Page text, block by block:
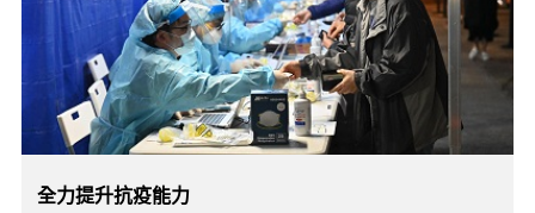
全力提升抗疫能力